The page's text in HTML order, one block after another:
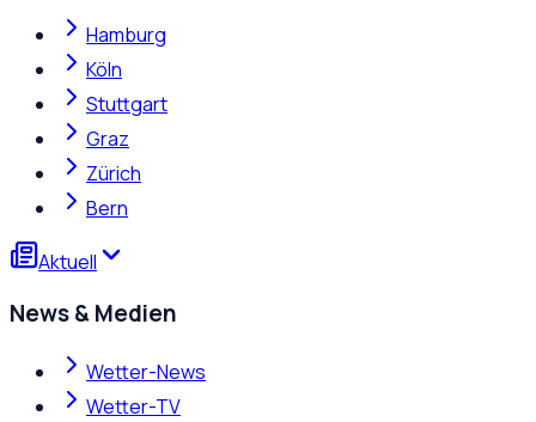
Hamburg
Köln
Stuttgart
Graz
Zürich
Bern
Aktuell
News & Medien
Wetter-News
Wetter-TV